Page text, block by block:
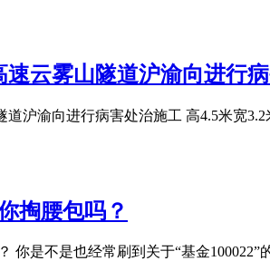
速云雾山隧道沪渝向进行
道沪渝向进行病害处治施工 高4.5米宽
掏腰包吗？
你是不是也经常刷到关于“基金